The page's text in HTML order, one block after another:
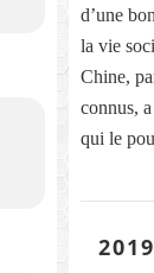
d’une
la vie
Chine,
connus,
qui le